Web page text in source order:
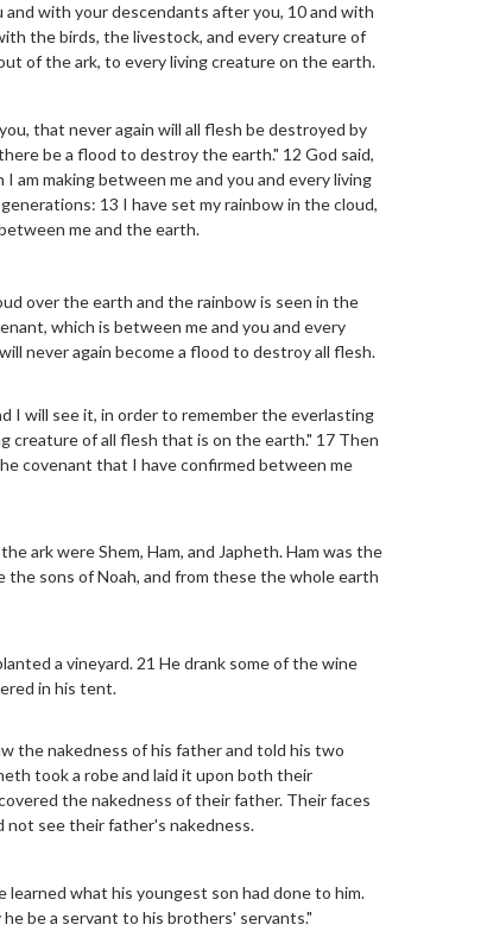
with your descendants after you, 10 and with
the birds, the livestock, and every creature of
of the ark, to every living creature on the earth.
that never again will all flesh be destroyed by
be a flood to destroy the earth." 12 God said,
am making between me and you and every living
13 I have set my rainbow in the cloud,
me and the earth.
over the earth and the rainbow is seen in the
which is between me and you and every
never again become a flood to destroy all flesh.
I will see it, in order to remember the everlasting
creature of all flesh that is on the earth." 17 Then
covenant that I have confirmed between me
ark were Shem, Ham, and Japheth. Ham was the
sons of Noah, and from these the whole earth
a vineyard. 21 He drank some of the wine
in his tent.
the nakedness of his father and told his two
took a robe and laid it upon both their
the nakedness of their father. Their faces
not see their father's nakedness.
learned what his youngest son had done to him.
he be a servant to his brothers' servants."